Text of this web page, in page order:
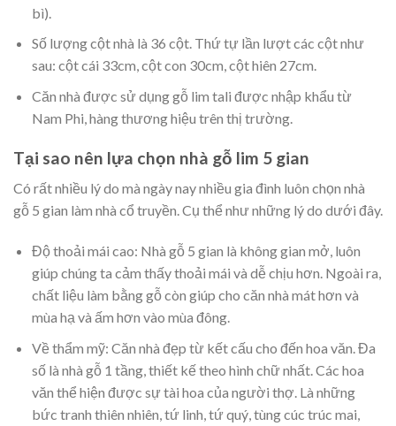
bì).
Số lượng cột nhà là 36 cột. Thứ tự lần lượt các cột như
sau: cột cái 33cm, cột con 30cm, cột hiên 27cm.
Căn nhà được sử dụng gỗ lim tali được nhập khẩu từ
Nam Phi, hàng thương hiệu trên thị trường.
Tại sao nên lựa chọn nhà gỗ lim 5 gian
Có rất nhiều lý do mà ngày nay nhiều gia đình luôn chọn nhà
gỗ 5 gian làm nhà cổ truyền. Cụ thể như những lý do dưới đây.
Độ thoải mái cao: Nhà gỗ 5 gian là không gian mở, luôn
giúp chúng ta cảm thấy thoải mái và dễ chịu hơn. Ngoài ra,
chất liệu làm bằng gỗ còn giúp cho căn nhà mát hơn và
mùa hạ và ấm hơn vào mùa đông.
Về thẩm mỹ: Căn nhà đẹp từ kết cấu cho đến hoa văn. Đa
số là nhà gỗ 1 tầng, thiết kế theo hình chữ nhất. Các hoa
văn thể hiện được sự tài hoa của người thợ. Là những
bức tranh thiên nhiên, tứ linh, tứ quý, tùng cúc trúc mai,